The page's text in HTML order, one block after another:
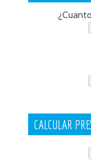
CALCULAR